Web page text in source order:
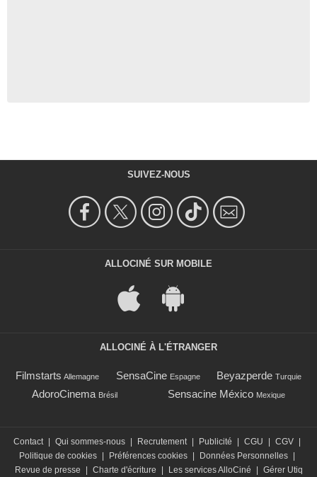
SUIVEZ-NOUS
ALLOCINÉ SUR MOBILE
ALLOCINÉ À L'ÉTRANGER
Filmstarts Allemagne SensaCine Espagne Beyazperde Turquie
AdoroCinema Brésil Sensacine México Mexique
Contact Qui sommes-nous Recrutement Publicité CGU CGV
Politique de cookies
Préférences cookies Données Personnelles
Revue de presse
Charte d'écriture Les services AlloCiné Gérer Utiq